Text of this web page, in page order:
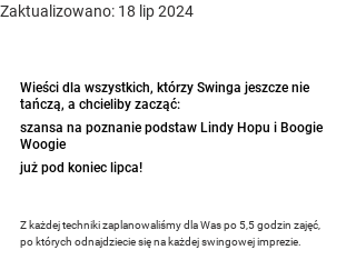
Zaktualizowano: 18 lip 2024
Wieści dla wszystkich, którzy Swinga jeszcze nie
tańczą, a chcieliby zacząć:
szansa na poznanie podstaw Lindy Hopu i Boogie
Woogie
już pod koniec lipca!
Z każdej techniki zaplanowaliśmy dla Was po 5,5 godzin zajęć,
po których odnajdziecie się na każdej swingowej imprezie.